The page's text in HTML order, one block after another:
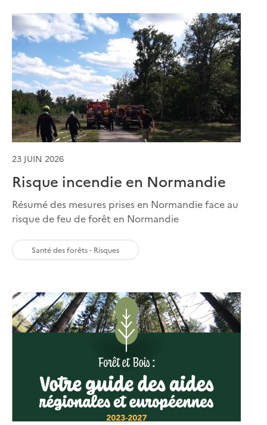
23 JUIN 2026
Risque incendie en Normandie
Résumé des mesures prises en Normandie face au
risque de feu de forêt en Normandie
Santé des forêts - Risques